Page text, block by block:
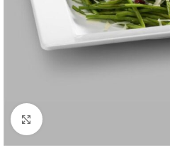
Click to enlarge